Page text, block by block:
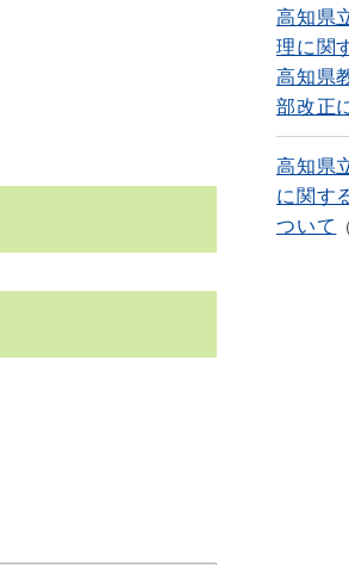
高知県
理に関
高知県
部改正
高知県
に関す
ついて